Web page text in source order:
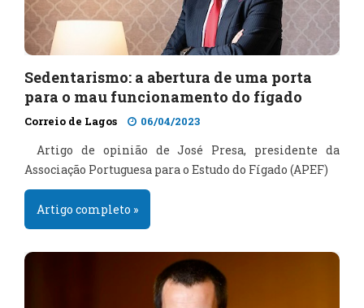
Sedentarismo: a abertura de uma porta
para o mau funcionamento do fígado
Correio de Lagos 06/04/2023
Artigo de opinião de José Presa, presidente da
Associação Portuguesa para o Estudo do Fígado (APEF)
Artigo completo »